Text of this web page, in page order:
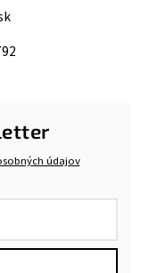
údajov